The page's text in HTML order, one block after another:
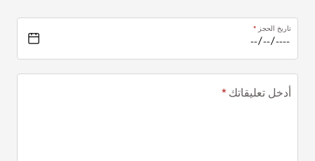
تاريخ الحجز
أدخل تعليقاتك